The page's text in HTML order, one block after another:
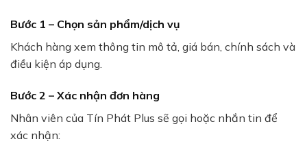
Bước 1 – Chọn sản phẩm/dịch vụ
Khách hàng xem thông tin mô tả, giá bán, chính sách và
điều kiện áp dụng.
Bước 2 – Xác nhận đơn hàng
Nhân viên của Tín Phát Plus sẽ gọi hoặc nhắn tin để
xác nhận: